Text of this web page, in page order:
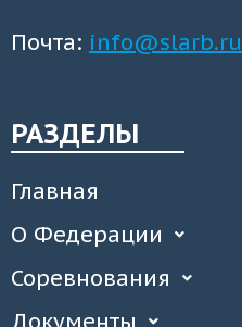
Почта: info@slarb.ru
РАЗДЕЛЫ
Главная
О Федерации
Соревнования